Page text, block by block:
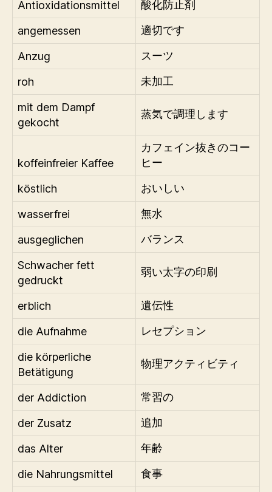
Antioxidationsmittel 酸化防止剤
angemessen 適切です
Anzug スーツ
roh 未加工
mit dem Dampf
gekocht
蒸気で調理します
koffeinfreier Kaffee
カフェイン抜きのコー
ヒー
köstlich おいしい
wasserfrei 無水
ausgeglichen バランス
Schwacher fett
gedruckt
弱い太字の印刷
erblich 遺伝性
die Aufnahme レセプション
die körperliche
Betätigung
物理アクティビティ
der Addiction 常習の
der Zusatz 追加
das Alter 年齢
die Nahrungsmittel 食事